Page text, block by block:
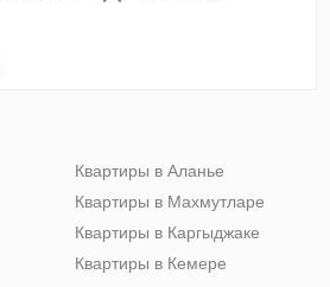
Квартиры в Аланье
Квартиры в Махмутларе
Квартиры в Каргыджаке
Квартиры в Кемере